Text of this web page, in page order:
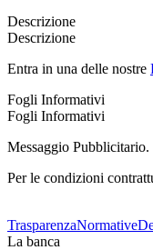
Descrizione
Descrizione
Entra in una delle nostre
Fogli Informativi
Fogli Informativi
Messaggio Pubblicitario.
Per le condizioni
TrasparenzaNormative
La banca